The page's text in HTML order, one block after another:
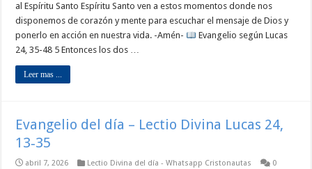
al Espíritu Santo Espíritu Santo ven a estos momentos donde nos
disponemos de corazón y mente para escuchar el mensaje de Dios y
ponerlo en acción en nuestra vida. -Amén-
Evangelio según Lucas
24, 35-48 5 Entonces los dos …
Leer mas ...
Evangelio del día – Lectio Divina Lucas 24,
13‑35
abril 7, 2026 Lectio Divina del día - Whatsapp Cristonautas 0